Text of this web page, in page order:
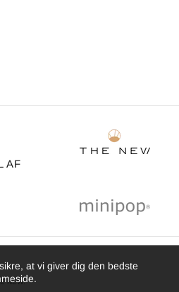
AF
NEW.
at vi giver dig den bedste